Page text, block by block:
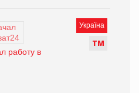
Україна
ТМ
работу в